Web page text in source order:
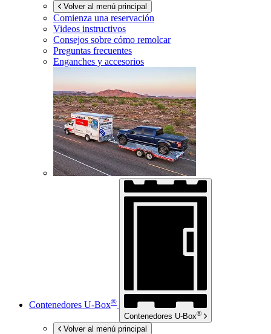
Volver al menú principal
Comienza una reservación
Videos instructivos
Consejos sobre cómo remolcar
Preguntas frecuentes
Enganches y accesorios
Contenedores U-Box®
Contenedores U-Box®
Volver al menú principal